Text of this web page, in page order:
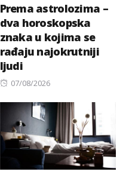
Prema astrolozima –
dva horoskopska
znaka u kojima se
rađaju najokrutniji
ljudi
Posted
07/08/2026